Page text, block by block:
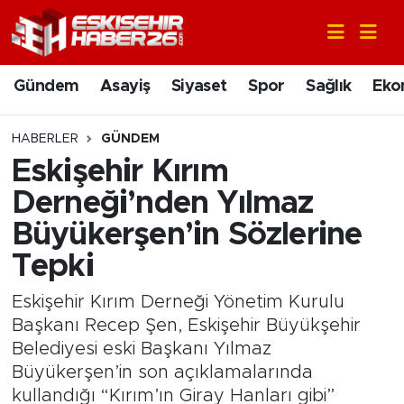
Gündem Asayiş Siyaset Spor Sağlık
HABERLER GÜNDEM
Eskişehir Kırım
Derneği’nden Yılmaz
Büyükerşen’in Sözlerine
Tepki
Eskişehir Kırım Derneği Yönetim Kurulu
Başkanı Recep Şen, Eskişehir Büyükşehir
Belediyesi eski Başkanı Yılmaz
Büyükerşen’in son açıklamalarında
kullandığı “Kırım’ın Giray Hanları gibi”
Gündem
Asayiş
Siyaset
Spor
Sağlık
Ekonomi
Eğitim
Sanat
Nöbetçi Eczaneler
Hava Durumu
Trafik Durumu
Süper Lig Puan Durumu ve Fikstür
Tüm Manşetler
Son Dakika Haberleri
Haber Arşivi